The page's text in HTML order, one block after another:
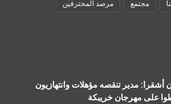
مجتمع مرصد المحترفين
أشقرا: مدير تنقصه مؤهلات وانتهازيون
على مهرجان خريبكة